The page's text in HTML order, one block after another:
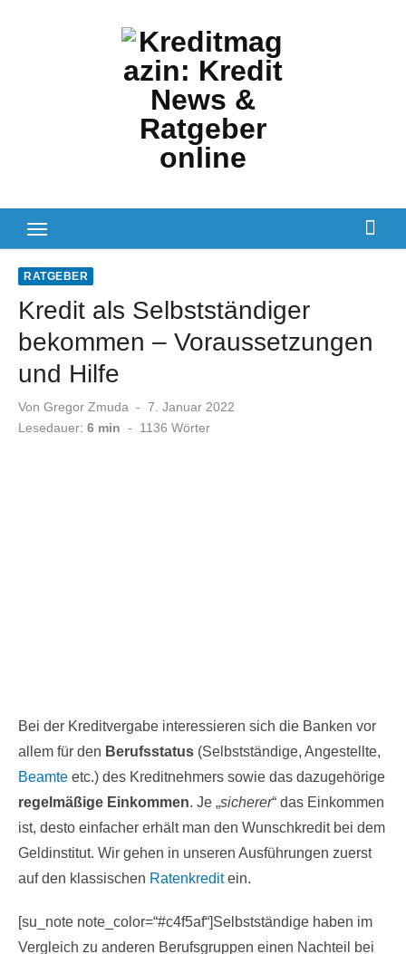
RATGEBER
Kredit als Selbstständiger
bekommen – Voraussetzungen
und Hilfe
Von Gregor Zmuda
Veröffentlicht
am
7. Januar 2022
Lesedauer: 6 min - 1136 Wörter
Bei der Kreditvergabe interessieren sich die Banken vor
allem für den Berufsstatus (Selbstständige, Angestellte,
Beamte etc.) des Kreditnehmers sowie das dazugehörige
regelmäßige Einkommen. Je „sicherer“ das Einkommen
ist, desto einfacher erhält man den Wunschkredit bei dem
Geldinstitut. Wir gehen in unseren Ausführungen zuerst
auf den klassischen Ratenkreditein.
[su_note note_color=“#c4f5af“]Selbstständige haben im
Vergleich zu anderen Berufsgruppen einen Nachteil bei